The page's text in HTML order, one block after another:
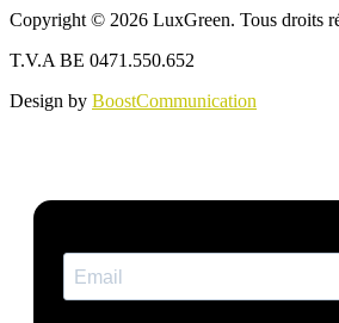
Copyright © 2026 LuxGreen. Tous droits
T.V.A BE 0471.550.652
Design by BoostCommunication